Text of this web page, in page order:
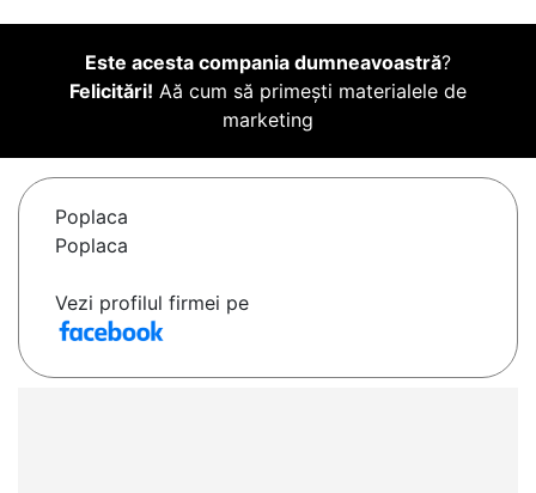
Este acesta compania dumneavoastră?
Felicitări! Aă cum să primești materialele de
marketing
Poplaca
Poplaca
Vezi profilul firmei pe